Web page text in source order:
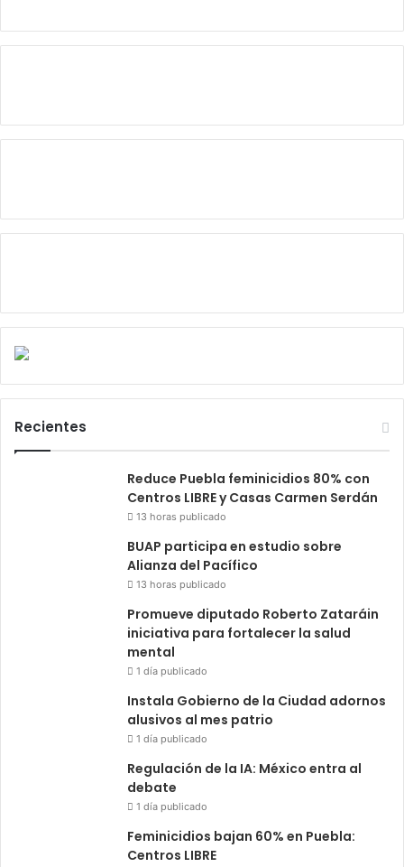
Recientes
Reduce Puebla feminicidios 80% con
Centros LIBRE y Casas Carmen Serdán
13 horas publicado
BUAP participa en estudio sobre
Alianza del Pacífico
13 horas publicado
Promueve diputado Roberto Zataráin
iniciativa para fortalecer la salud
mental
1 día publicado
Instala Gobierno de la Ciudad adornos
alusivos al mes patrio
1 día publicado
Regulación de la IA: México entra al
debate
1 día publicado
Feminicidios bajan 60% en Puebla:
Centros LIBRE